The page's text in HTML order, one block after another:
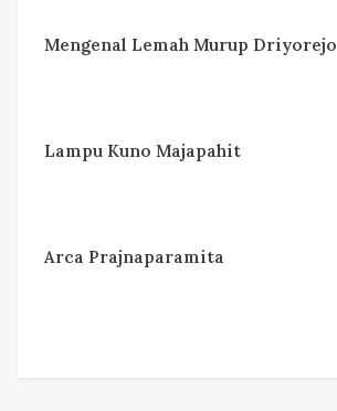
Mengenal Lemah Murup Driyorejo
Lampu Kuno Majapahit
Arca Prajnaparamita